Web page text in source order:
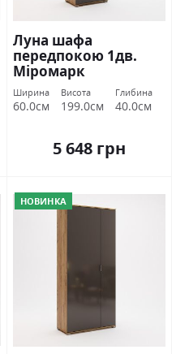
Луна шафа
передпокою 1дв.
Міромарк
Ширина
60.0см
Висота
199.0см
Глибина
40.0см
5 648 грн
НОВИНКА